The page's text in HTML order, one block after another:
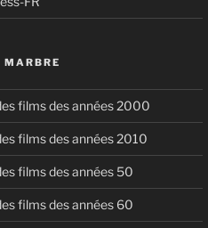
films des années 2000
films des années 2010
films des années 50
films des années 60